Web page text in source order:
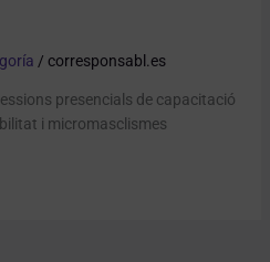
/ corresponsabl.es
presencials de capacitació
i micromasclismes